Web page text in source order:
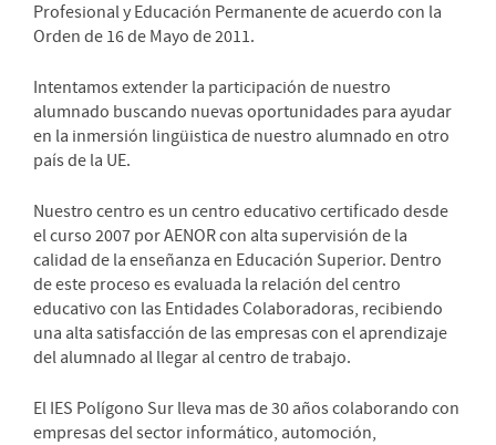
Profesional y Educación Permanente de acuerdo con la
Orden de 16 de Mayo de 2011.
Intentamos extender la participación de nuestro
alumnado buscando nuevas oportunidades para ayudar
en la inmersión lingüistica de nuestro alumnado en otro
país de la UE.
Nuestro centro es un centro educativo certificado desde
el curso 2007 por AENOR con alta supervisión de la
calidad de la enseñanza en Educación Superior. Dentro
de este proceso es evaluada la relación del centro
educativo con las Entidades Colaboradoras, recibiendo
una alta satisfacción de las empresas con el aprendizaje
del alumnado al llegar al centro de trabajo.
El IES Polígono Sur lleva mas de 30 años colaborando con
empresas del sector informático, automoción,